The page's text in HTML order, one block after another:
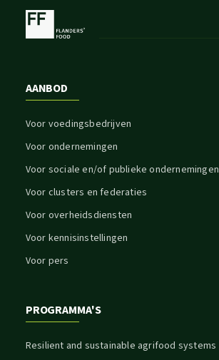
AANBOD
Voor voedingsbedrijven
Voor ondernemingen
Voor sociale en/of publieke ondernemingen
Voor clusters en federaties
Voor overheidsdiensten
Voor kennisinstellingen
Voor pers
PROGRAMMA'S
Resilient and sustainable agrifood systems